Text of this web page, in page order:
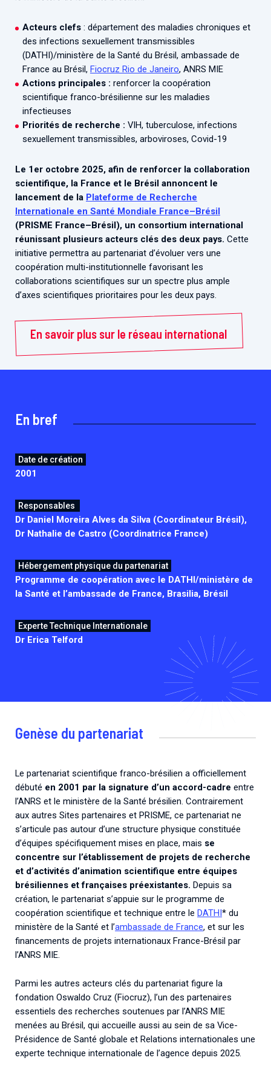
Collaboration avec les acteurs communautaires
Cellule Émergence mpox
Ouverte depuis décembre 2023, pour suivre l'épidémie
en RDC, elle reste active suite à des cas à Mayotte et à
La Réunion.
Cellules Émergence
Retrouvez toutes les cellules Émergence, actives ou
inactives.
Acteurs clefs : département des maladies chroniques et
des infections sexuellement transmissibles
(DATHI)/ministère de la Santé du Brésil, ambassade de
France au Brésil, Fiocruz Rio de Janeiro, ANRS MIE
Actions principales : renforcer la coopération
scientifique franco-brésilienne sur les maladies
infectieuses
Priorités de recherche : VIH, tuberculose, infections
sexuellement transmissibles, arboviroses, Covid-19
Le 1er octobre 2025, afin de renforcer la collaboration
scientifique, la France et le Brésil annoncent le
lancement de la Plateforme de Recherche
Internationale en Santé Mondiale France–Brésil
(PRISME France–Brésil), un consortium international
réunissant plusieurs acteurs clés des deux pays. Cette
initiative permettra au partenariat d’évoluer vers une
coopération multi-institutionnelle favorisant les
collaborations scientifiques sur un spectre plus ample
d’axes scientifiques prioritaires pour les deux pays.
En savoir plus sur le réseau international
En bref
Date de création
2001
Responsables
Dr Daniel Moreira Alves da Silva (Coordinateur Brésil),
Dr Nathalie de Castro (Coordinatrice France)
Hébergement physique du partenariat
Programme de coopération avec le DATHI/ministère de
la Santé et l’ambassade de France, Brasilia, Brésil
Experte Technique Internationale
Dr Erica Telford
Genèse du partenariat
Le partenariat scientifique franco-brésilien a officiellement
débuté en 2001 par la signature d’un accord-cadre entre
l’ANRS et le ministère de la Santé brésilien. Contrairement
aux autres Sites partenaires et PRISME, ce partenariat ne
s’articule pas autour d’une structure physique constituée
d’équipes spécifiquement mises en place, mais se
concentre sur l’établissement de projets de recherche
et d’activités d’animation scientifique entre équipes
brésiliennes et françaises préexistantes. Depuis sa
création, le partenariat s’appuie sur le programme de
coopération scientifique et technique entre le DATHI* du
ministère de la Santé et l’ambassade de France, et sur les
financements de projets internationaux France-Brésil par
l’ANRS MIE.
Parmi les autres acteurs clés du partenariat figure la
fondation Oswaldo Cruz (Fiocruz), l’un des partenaires
essentiels des recherches soutenues par l’ANRS MIE
menées au Brésil, qui accueille aussi au sein de sa Vice-
Présidence de Santé globale et Relations internationales une
experte technique internationale de l’agence depuis 2025.